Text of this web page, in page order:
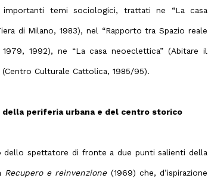
temi sociologici, trattati ne “La casa
di Milano, 1983), nel “Rapporto tra Spazio reale
1992), ne “La casa neoeclettica” (Abitare il
Culturale Cattolica, 1985/95).
della periferia urbana e del centro storico
dello spettatore di fronte a due punti salienti della
Recupero e reinvenzione(1969) che, d’ispirazione